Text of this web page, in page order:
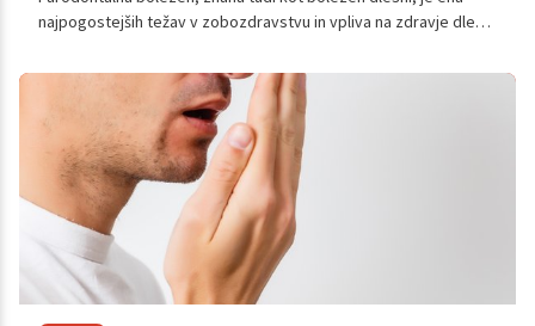
najpogostejših težav v zobozdravstvu in vpliva na zdravje dlesni
zdravimo pravočasno, lahko napreduje do točke, ko povzroči
izgubo zob ali vpliva na splošno zdravje.